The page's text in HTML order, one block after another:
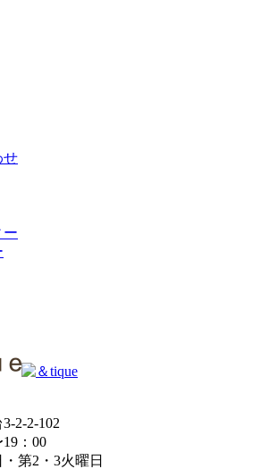
せ
ー
2-2-102
：00
第2・3火曜日